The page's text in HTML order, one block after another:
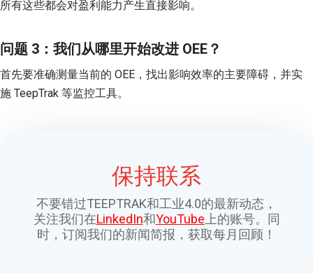
所有这些都会对盈利能力产生直接影响。
问题 3：我们从哪里开始改进 OEE？
首先要准确测量当前的 OEE，找出影响效率的主要障碍，并实
施 TeepTrak 等监控工具。
保持联系
不要错过TEEPTRAK和工业4.0的最新动态，
关注我们在LinkedIn和YouTube上的账号。同
时，订阅我们的新闻简报，获取每月回顾！